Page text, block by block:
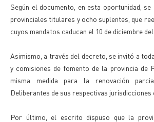
Según el documento, en esta oportunidad, se
provinciales titulares y ocho suplentes, que
cuyos mandatos caducan el 10 de diciembre
Asimismo, a través del decreto, se invitó a
y comisiones de fomento de la provincia de
misma medida para la renovación
Deliberantes de sus respectivas jurisdicciones
Por último, el escrito dispuso que la